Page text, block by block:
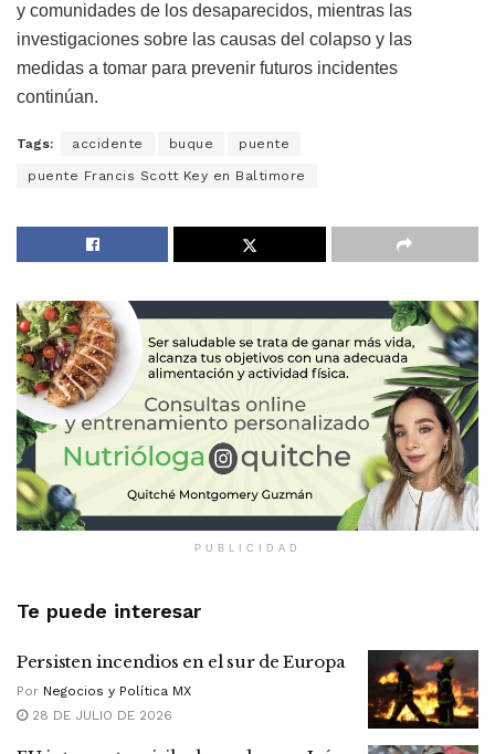
y comunidades de los desaparecidos, mientras las
investigaciones sobre las causas del colapso y las
medidas a tomar para prevenir futuros incidentes
continúan.
Tags: accidente buque puente
puente Francis Scott Key en Baltimore
PUBLICIDAD
Te puede interesar
Persisten incendios en el sur de Europa
Por Negocios y Política MX
28 DE JULIO DE 2026